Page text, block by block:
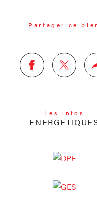
Partager ce bien
Les infos
ENERGETIQUES